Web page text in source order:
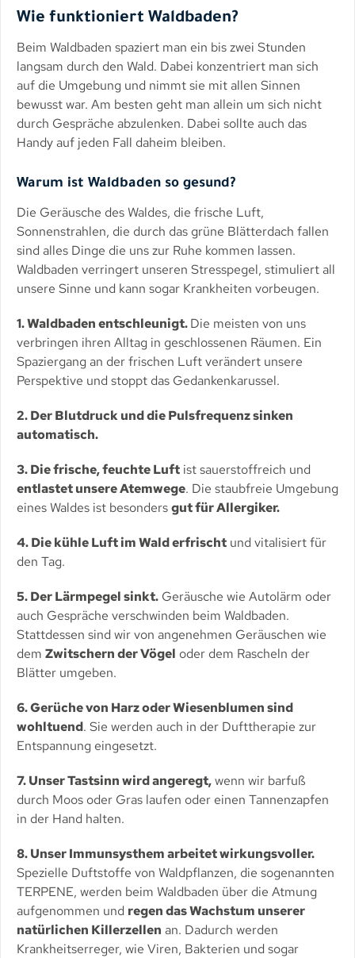
Wie funktioniert Waldbaden?
Beim Waldbaden spaziert man ein bis zwei Stunden
langsam durch den Wald. Dabei konzentriert man sich
auf die Umgebung und nimmt sie mit allen Sinnen
bewusst war. Am besten geht man allein um sich nicht
durch Gespräche abzulenken. Dabei sollte auch das
Handy auf jeden Fall daheim bleiben.
Warum ist Waldbaden so gesund?
Die Geräusche des Waldes, die frische Luft,
Sonnenstrahlen, die durch das grüne Blätterdach fallen
sind alles Dinge die uns zur Ruhe kommen lassen.
Waldbaden verringert unseren Stresspegel, stimuliert all
unsere Sinne und kann sogar Krankheiten vorbeugen.
1. Waldbaden entschleunigt.Die meisten von uns
verbringen ihren Alltag in geschlossenen Räumen. Ein
Spaziergang an der frischen Luft verändert unsere
Perspektive und stoppt das Gedankenkarussel.
2. Der Blutdruck und die Pulsfrequenz sinken
automatisch.
3. Die frische, feuchte Luft ist sauerstoffreich und
entlastet unsere Atemwege. Die staubfreie Umgebung
eines Waldes ist besondersgut für Allergiker.
4. Die kühle Luft im Wald erfrischt und vitalisiert für
den Tag.
5. Der Lärmpegel sinkt. Geräusche wie Autolärm oder
auch Gespräche verschwinden beim Waldbaden.
Stattdessen sind wir von angenehmen Geräuschen wie
dem Zwitschern der Vögel oder dem Rascheln der
Blätter umgeben.
6. Gerüche von Harz oder Wiesenblumen sind
wohltuend. Sie werden auch in der Dufttherapie zur
Entspannung eingesetzt.
7. Unser Tastsinn wird angeregt,wenn wir barfuß
durch Moos oder Gras laufen oder einen Tannenzapfen
in der Hand halten.
8. Unser Immunsysthem arbeitet wirkungsvoller.
Spezielle Duftstoffe von Waldpflanzen, die sogenannten
TERPENE, werden beim Waldbaden über die Atmung
aufgenommen und regen das Wachstum unserer
natürlichen Killerzellen an. Dadurch werden
Krankheitserreger, wie Viren, Bakterien und sogar